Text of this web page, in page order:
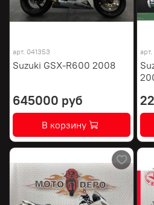
арт. 041353
Suzuki GSX-R600 2008
645000 руб
В корзину
арт.